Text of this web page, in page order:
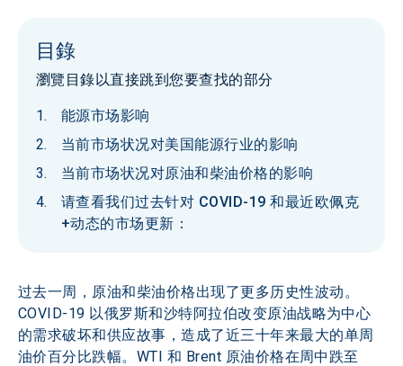
目錄
瀏覽目錄以直接跳到您要查找的部分
能源市场影响
当前市场状况对美国能源行业的影响
当前市场状况对原油和柴油价格的影响
请查看我们过去针对 COVID-19 和最近欧佩克
+动态的市场更新：
过去一周，原油和柴油价格出现了更多历史性波动。
COVID-19 以俄罗斯和沙特阿拉伯改变原油战略为中心
的需求破坏和供应故事，造成了近三十年来最大的单周
油价百分比跌幅。WTI 和 Brent 原油价格在周中跌至